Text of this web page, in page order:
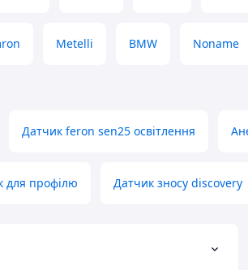
Metelli BMW Noname
Датчик feron sen25 освітлення
для профілю Датчик зносу discovery